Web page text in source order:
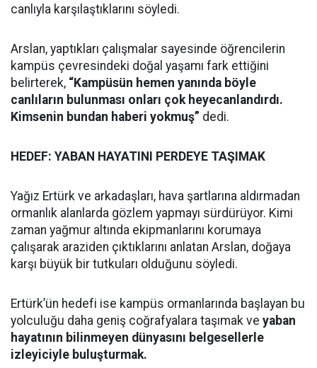
canlıyla karşılaştıklarını söyledi.
Arslan, yaptıkları çalışmalar sayesinde öğrencilerin
kampüs çevresindeki doğal yaşamı fark ettiğini
belirterek, “Kampüsün hemen yanında böyle
canlıların bulunması onları çok heyecanlandırdı.
Kimsenin bundan haberi yokmuş” dedi.
HEDEF: YABAN HAYATINI PERDEYE TAŞIMAK
Yağız Ertürk ve arkadaşları, hava şartlarına aldırmadan
ormanlık alanlarda gözlem yapmayı sürdürüyor. Kimi
zaman yağmur altında ekipmanlarını korumaya
çalışarak araziden çıktıklarını anlatan Arslan, doğaya
karşı büyük bir tutkuları olduğunu söyledi.
Ertürk’ün hedefi ise kampüs ormanlarında başlayan bu
yolculuğu daha geniş coğrafyalara taşımak ve yaban
hayatının bilinmeyen dünyasını belgesellerle
izleyiciyle buluşturmak.